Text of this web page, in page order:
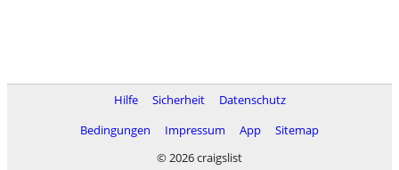
Hilfe Sicherheit
Datenschutz
Bedingungen
Impressum App
Sitemap
© 2026 craigslist